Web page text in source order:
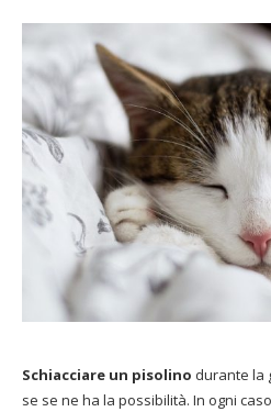
Schiacciare un pisolino durante la
se se ne ha la possibilità. In ogni